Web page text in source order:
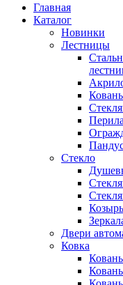
Главная
Каталог
Новинки
Лестницы
Стекло
Двери
Ковка